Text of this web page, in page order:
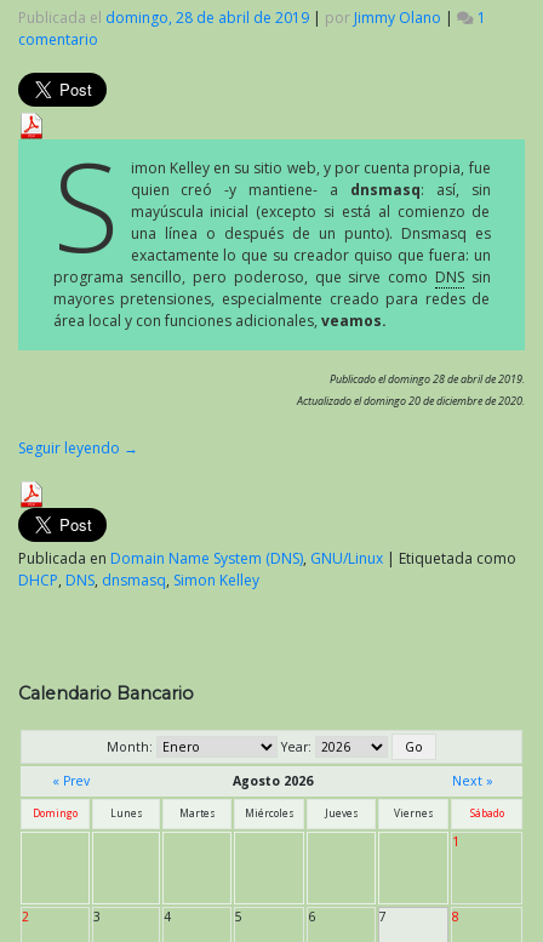
Publicada el domingo, 28 de abril de 2019 | por Jimmy Olano |
1
comentario
DNS
práctico
(con
DHCP
opcional)
S
imon Kelley en su sitio web, y por cuenta propia, fue
quien creó -y mantiene- a dnsmasq: así, sin
mayúscula inicial (excepto si está al comienzo de
una línea o después de un punto). Dnsmasq es
exactamente lo que su creador quiso que fuera: un
programa sencillo, pero poderoso, que sirve como DNSsin
mayores pretensiones, especialmente creado para redes de
área local y con funciones adicionales, veamos.
Publicado el domingo 28 de abril de 2019.
Actualizado el domingo 20 de diciembre de 2020.
Seguir leyendo →
Publicada en Domain Name System (DNS), GNU/Linux | Etiquetada como
DHCP, DNS, dnsmasq, Simon Kelley
Calendario Bancario
Month:
Year:
« Prev
Agosto 2026 Next »
Domingo Lunes Martes Miércoles Jueves Viernes Sábado
1
2 3 4 5 6 7 8